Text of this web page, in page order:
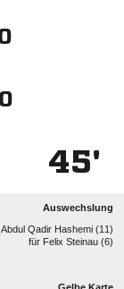

45'
Auswechslung
   
für   